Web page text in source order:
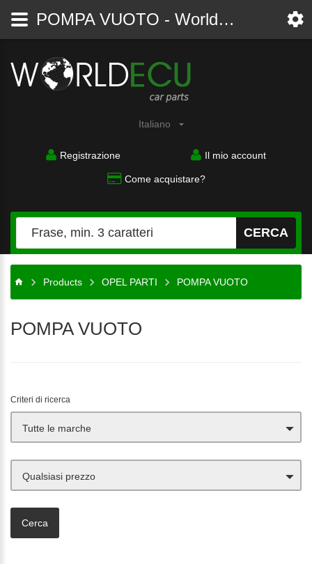
Italiano
Registrazione Il mio account
Come acquistare?
CERCA
Products OPEL PARTI POMPA VUOTO
POMPA VUOTO
Criteri di ricerca
Tutte le marche
Qualsiasi prezzo
POMPA VUOTO - WorldECU